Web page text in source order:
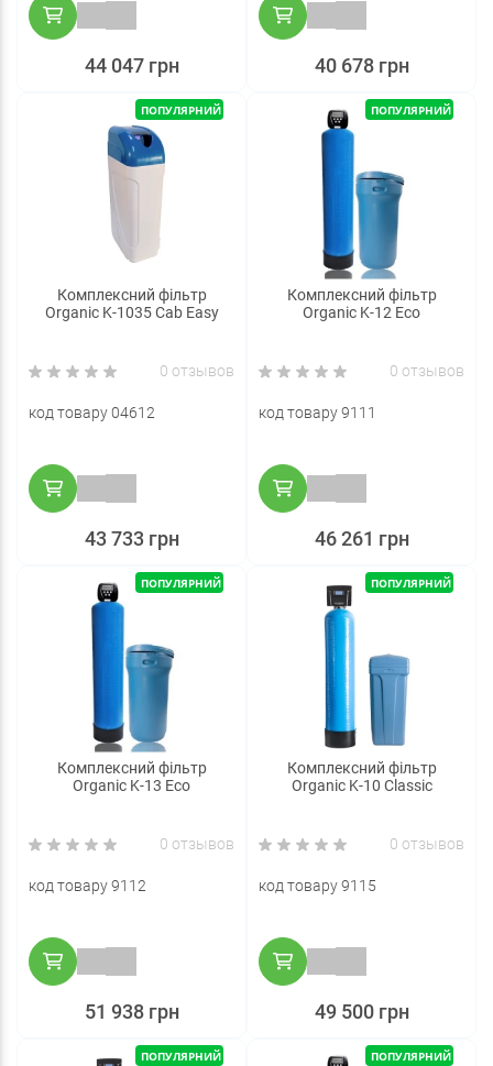
44 047 грн 40 678 грн
ПОПУЛЯРНИЙ
Комплексний фільтр
Organic K-1035 Cab Easy
0 отзывов
код товару 04612
43 733 грн
ПОПУЛЯРНИЙ
Комплексний фільтр
Organic K-12 Eco
0 отзывов
код товару 9111
46 261 грн
ПОПУЛЯРНИЙ
Комплексний фільтр
Organic K-13 Eco
0 отзывов
код товару 9112
51 938 грн
ПОПУЛЯРНИЙ
Комплексний фільтр
Organic K-10 Classic
0 отзывов
код товару 9115
49 500 грн
ПОПУЛЯРНИЙ ПОПУЛЯРНИЙ